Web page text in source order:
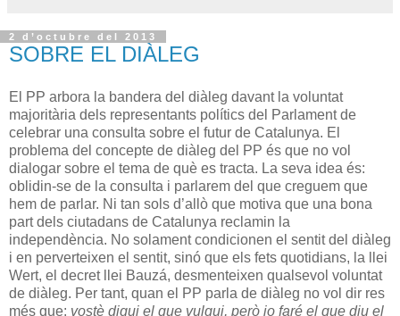
2 d’octubre del 2013
SOBRE EL DIÀLEG
El PP arbora la bandera del diàleg davant la voluntat
majoritària dels representants polítics del Parlament de
celebrar una consulta sobre el futur de Catalunya. El
problema del concepte de diàleg del PP és que no vol
dialogar sobre el tema de què es tracta. La seva idea és:
oblidin-se de la consulta i parlarem del que creguem que
hem de parlar. Ni tan sols d’allò que motiva que una bona
part dels ciutadans de Catalunya reclamin la
independència. No solament condicionen el sentit del diàleg
i en perverteixen el sentit, sinó que els fets quotidians, la llei
Wert, el decret llei Bauzá, desmenteixen qualsevol voluntat
de diàleg. Per tant, quan el PP parla de diàleg no vol dir res
més que: vostè digui el que vulgui, però jo faré el que diu el